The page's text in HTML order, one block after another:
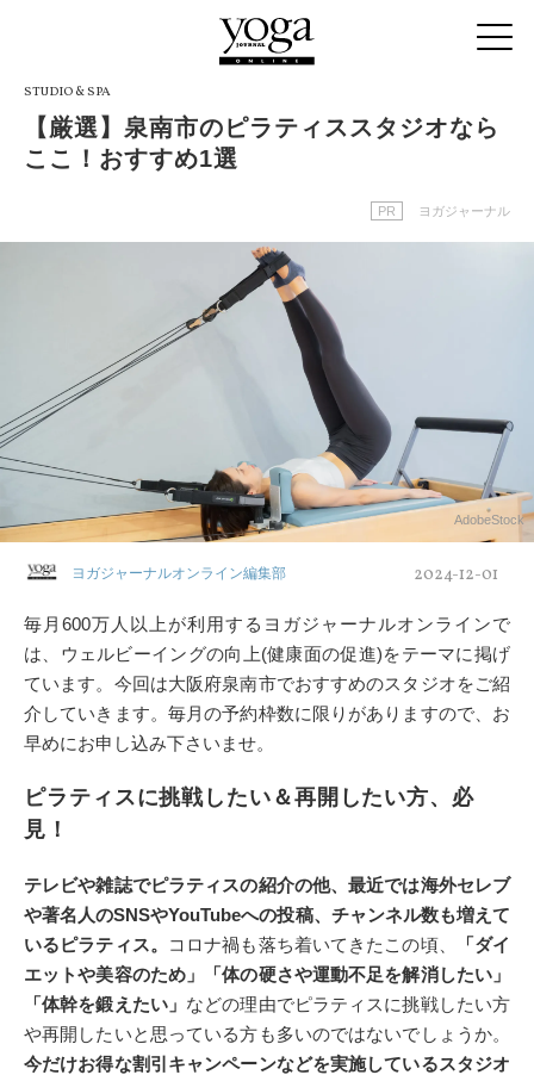
STUDIO & SPA
【厳選】泉南市のピラティススタジオなら
ここ！おすすめ1選
PR ヨガジャーナル
AdobeStock
ヨガジャーナルオンライン編集部 2024-12-01
毎月600万人以上が利用するヨガジャーナルオンラインで
は、ウェルビーイングの向上(健康面の促進)をテーマに掲げ
ています。今回は大阪府泉南市でおすすめのスタジオをご紹
介していきます。毎月の予約枠数に限りがありますので、お
早めにお申し込み下さいませ。
ピラティスに挑戦したい＆再開したい方、必
見！
テレビや雑誌でピラティスの紹介の他、最近では海外セレブ
や著名人のSNSやYouTubeへの投稿、チャンネル数も増えて
いるピラティス。
コロナ禍も落ち着いてきたこの頃、
「ダイ
エットや美容のため」「体の硬さや運動不足を解消したい」
「体幹を鍛えたい」 などの理由でピラティスに挑戦したい方
や再開したいと思っている方も多いのではないでしょうか。
今だけお得な割引キャンペーンなどを実施しているスタジオ